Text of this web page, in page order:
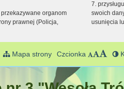
organom
prawnej (Policja,
7.
swoich
usunięcia
Mapa strony Czcionka